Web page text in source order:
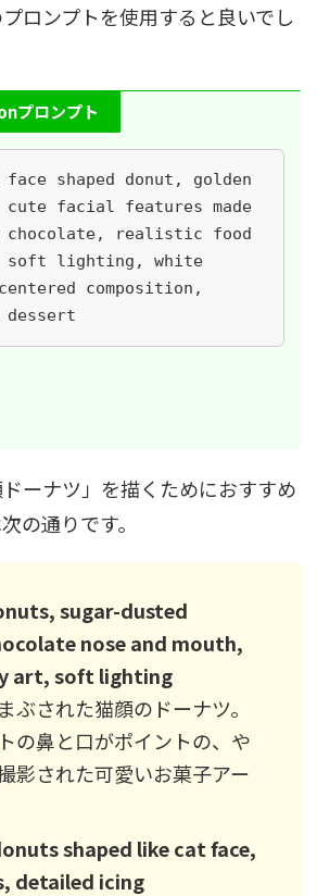
ロンプトを使用すると良いでし
プロンプト
shaped donut, golden
cute facial features made
chocolate, realistic food
soft lighting, white
composition,
ーナツ」を描くためにおすすめ
の通りです。
sugar-dusted
nose and mouth,
art, soft lighting
ぶされた猫顔のドーナツ。
の鼻と口がポイントの、や
影された可愛いお菓子アー
shaped like cat face,
detailed icing